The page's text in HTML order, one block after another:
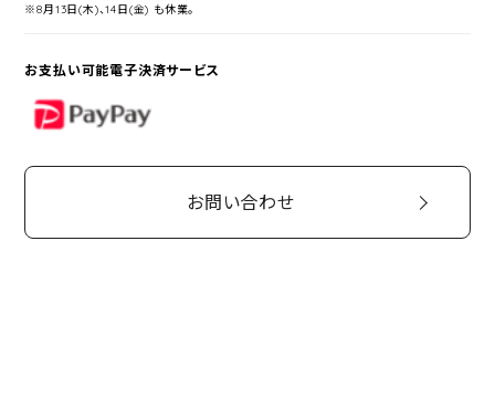
※8月13日(木)、14日(金) も休業。
お支払い可能電子決済サービス
PayPay
お問い合わせ